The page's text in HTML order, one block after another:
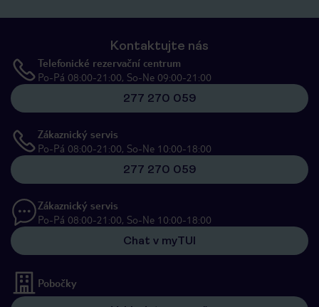
Kontaktujte nás
Telefonické rezervační centrum
Po-Pá 08:00-21:00, So-Ne 09:00-21:00
277 270 059
Zákaznický servis
Po-Pá 08:00-21:00, So-Ne 10:00-18:00
277 270 059
Zákaznický servis
Po-Pá 08:00-21:00, So-Ne 10:00-18:00
Chat v myTUI
Pobočky